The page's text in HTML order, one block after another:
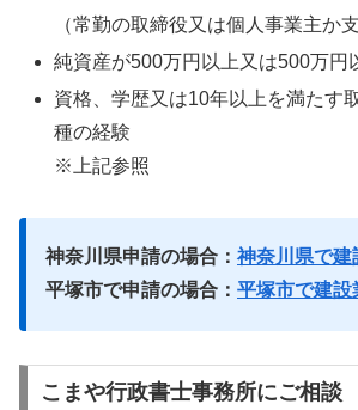
（常勤の取締役又は個人事業主か
純資産が500万円以上又は500万円
資格、学歴又は10年以上を満たす
種の経験
※上記参照
神奈川県申請の場合： 神奈川県で建
平塚市で申請の場合： 平塚市で建設
こまや行政書士事務所にご相談